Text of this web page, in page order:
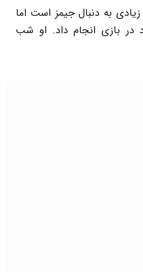
به دنبال جیمز است اما
در بازی انجام داد. او شب